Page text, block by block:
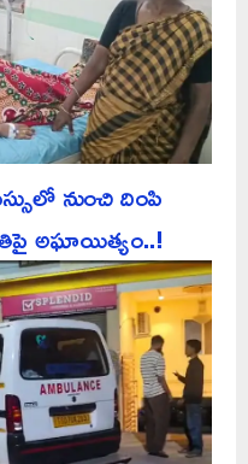
నుంచి దింపి
అఘాయిత్యం..!